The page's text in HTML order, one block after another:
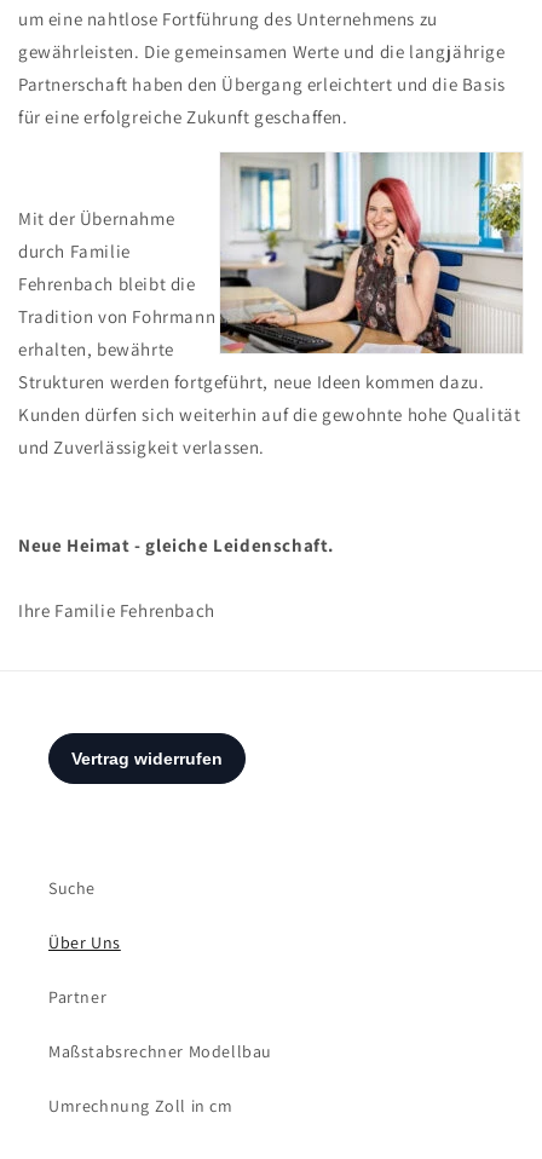
um eine nahtlose Fortführung des Unternehmens zu
gewährleisten. Die gemeinsamen Werte und die langjährige
Partnerschaft haben den Übergang erleichtert und die Basis
für eine erfolgreiche Zukunft geschaffen.
Mit der Übernahme
durch Familie
Fehrenbach bleibt die
Tradition von Fohrmann
erhalten, bewährte
Strukturen werden fortgeführt, neue Ideen kommen dazu.
Kunden dürfen sich weiterhin auf die gewohnte hohe Qualität
und Zuverlässigkeit verlassen.
Neue Heimat - gleiche Leidenschaft.
Ihre Familie Fehrenbach
Suche
Über Uns
Partner
Maßstabsrechner Modellbau
Umrechnung Zoll in cm